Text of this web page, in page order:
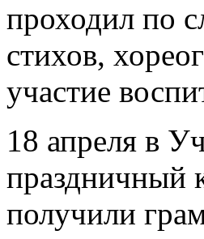
проходил по
стихов,
участие
18 апреля в
праздничный
получили